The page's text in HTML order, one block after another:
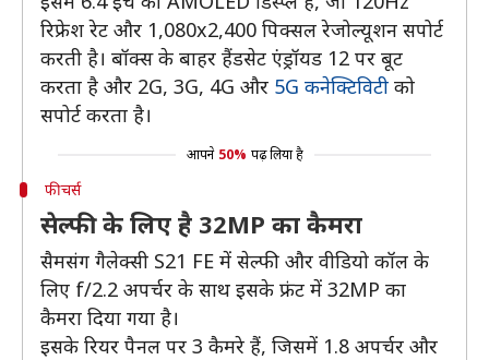
रिफ्रेश रेट और 1,080x2,400 पिक्सल रेजोल्यूशन सपोर्ट
करती है। बॉक्स के बाहर हैंडसेट एंड्रॉयड 12 पर बूट
करता है और 2G, 3G, 4G और 5G कनेक्टिविटी को
सपोर्ट करता है।
आपने 50% पढ़ लिया है
फीचर्स
सेल्फी के लिए है 32MP का कैमरा
सैमसंग गैलेक्सी S21 FE में सेल्फी और वीडियो कॉल के
लिए f/2.2 अपर्चर के साथ इसके फ्रंट में 32MP का
कैमरा दिया गया है।
इसके रियर पैनल पर 3 कैमरे हैं, जिसमें 1.8 अपर्चर और